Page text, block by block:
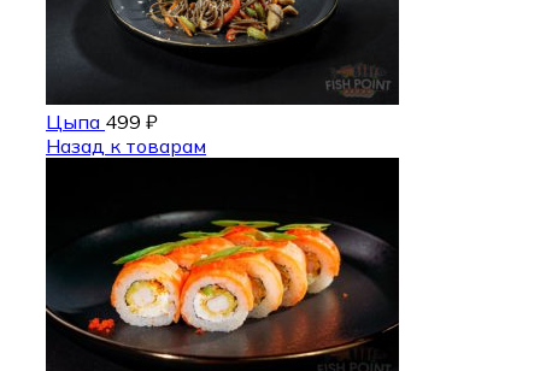
Цыпа 499 ₽
Назад к товарам